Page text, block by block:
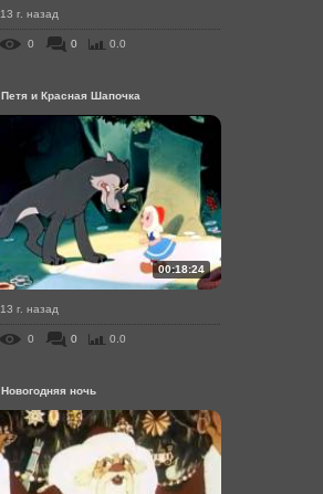
13 г. назад
0 0 0.0
Петя и Красная Шапочка
00:18:24
13 г. назад
0 0 0.0
Новогодняя ночь